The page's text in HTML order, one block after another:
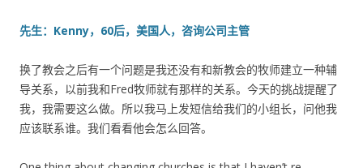
先生：Kenny，60后，美国人，咨询公司主管
换了教会之后有一个问题是我还没有和新教会的牧师建立一种辅
导关系，以前我和Fred牧师就有那样的关系。今天的挑战提醒了
我，我需要这么做。所以我马上发短信给我们的小组长，问他我
应该联系谁。我们看看他会怎么回答。